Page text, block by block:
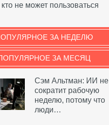
кто не может пользоваться
ЗА НЕДЕЛЮ
ЗА МЕСЯЦ
Сэм Альтман: ИИ не
сократит рабочую
неделю, потому что
люди…